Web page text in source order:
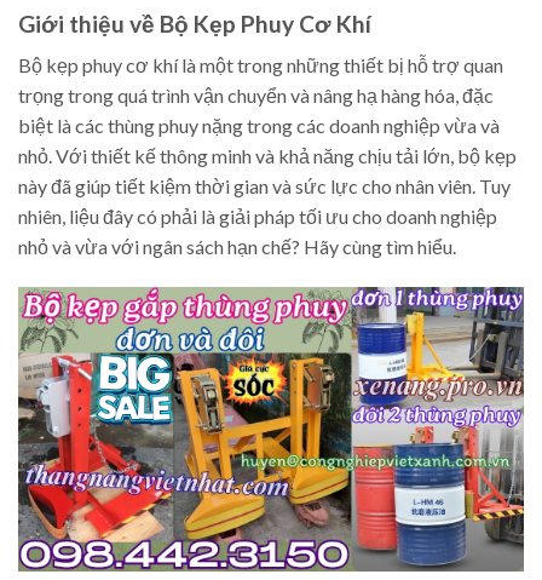
Giới thiệu về Bộ Kẹp Phuy Cơ Khí
Bộ kẹp phuy cơ khí là một trong những thiết bị hỗ trợ quan
trọng trong quá trình vận chuyển và nâng hạ hàng hóa, đặc
biệt là các thùng phuy nặng trong các doanh nghiệp vừa và
nhỏ. Với thiết kế thông minh và khả năng chịu tải lớn, bộ kẹp
này đã giúp tiết kiệm thời gian và sức lực cho nhân viên. Tuy
nhiên, liệu đây có phải là giải pháp tối ưu cho doanh nghiệp
nhỏ và vừa với ngân sách hạn chế? Hãy cùng tìm hiểu.